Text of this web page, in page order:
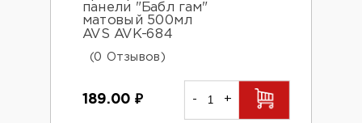
панели "Бабл гам"
матовый 500мл
AVS AVK-684
(0 Отзывов)
189.00 ₽ - +